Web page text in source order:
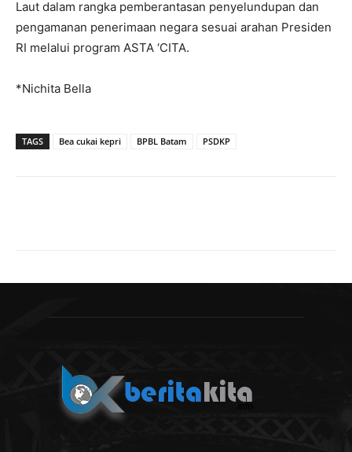
Laut dalam rangka pemberantasan penyelundupan dan
pengamanan penerimaan negara sesuai arahan Presiden
RI melalui program ASTA ‘CITA.
*Nichita Bella
TAGS Bea cukai kepri BPBL Batam PSDKP